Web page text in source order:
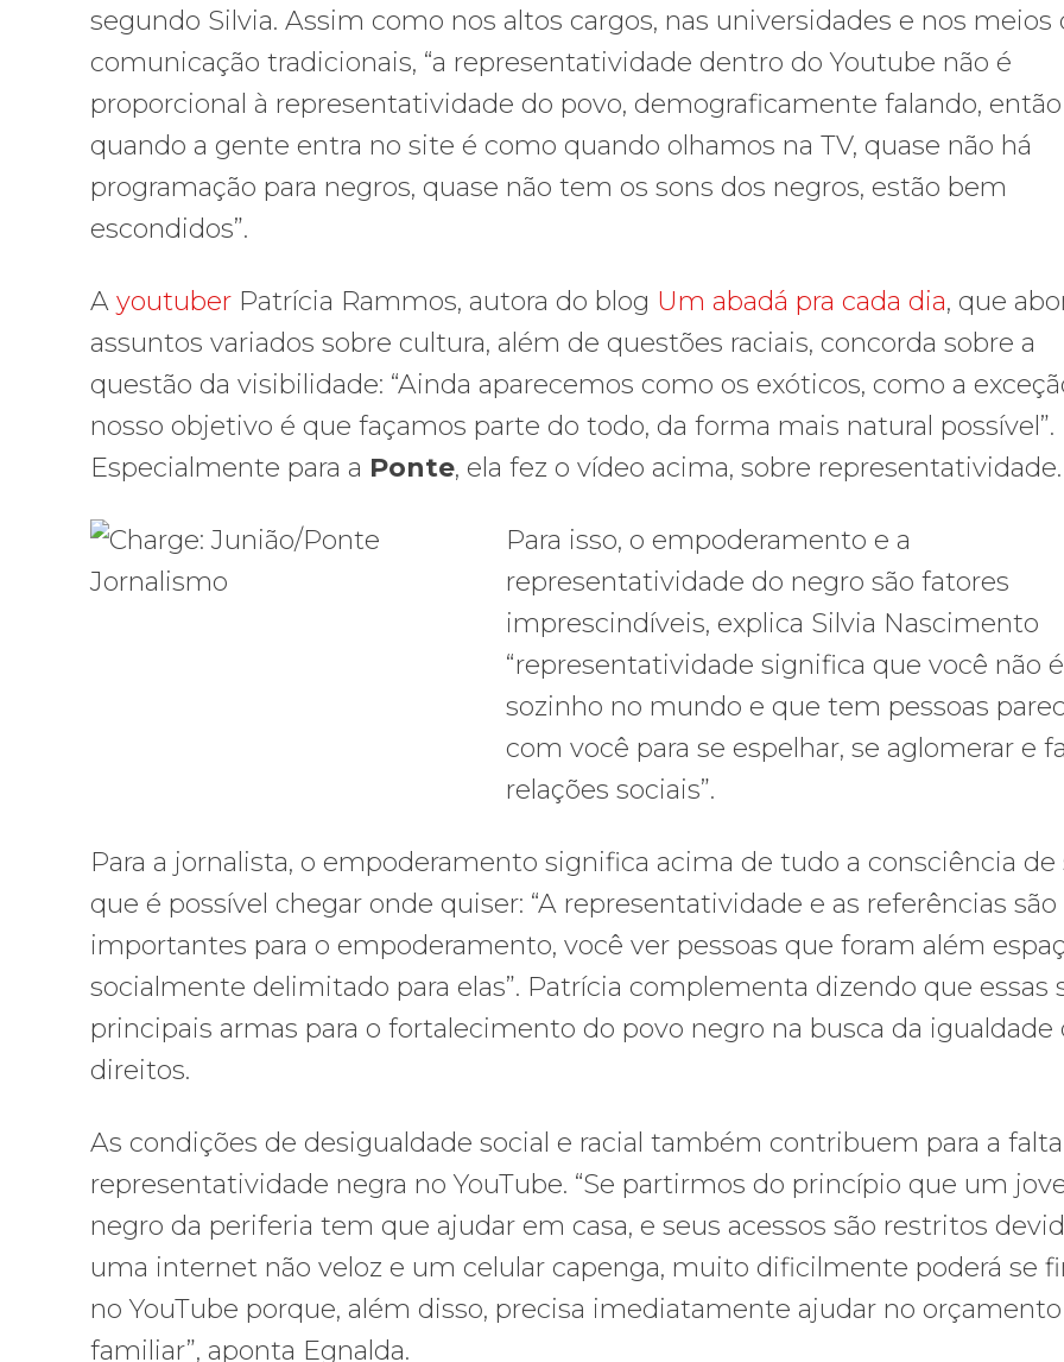
segundo Silvia. Assim como nos altos cargos, nas universidades e nos meios
comunicação tradicionais, “a representatividade dentro do Youtube não é
proporcional à representatividade do povo, demograficamente falando, então
quando a gente entra no site é como quando olhamos na TV, quase não há
programação para negros, quase não tem os sons dos negros, estão bem
escondidos”.
A youtuber Patrícia Rammos, autora do blog Um abadá pra cada dia, que
assuntos variados sobre cultura, além de questões raciais, concorda sobre a
questão da visibilidade: “Ainda aparecemos como os exóticos, como a
nosso objetivo é que façamos parte do todo, da forma mais natural possível”.
Especialmente para a Ponte, ela fez o vídeo acima, sobre representatividade.
Para isso, o empoderamento e a
representatividade do negro são fatores
imprescindíveis, explica Silvia Nascimento
“representatividade significa que você não é
sozinho no mundo e que tem pessoas
com você para se espelhar, se aglomerar e
relações sociais”.
Para a jornalista, o empoderamento significa acima de tudo a consciência de
que é possível chegar onde quiser: “A representatividade e as referências são
importantes para o empoderamento, você ver pessoas que foram além
socialmente delimitado para elas”. Patrícia complementa dizendo que essas
principais armas para o fortalecimento do povo negro na busca da igualdade
direitos.
As condições de desigualdade social e racial também contribuem para a
representatividade negra no YouTube. “Se partirmos do princípio que um
negro da periferia tem que ajudar em casa, e seus acessos são restritos
uma internet não veloz e um celular capenga, muito dificilmente poderá se
no YouTube porque, além disso, precisa imediatamente ajudar no orçamento
familiar”, aponta Egnalda.